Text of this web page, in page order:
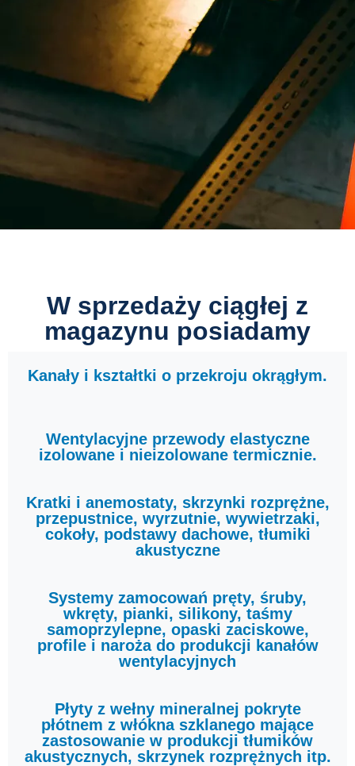
W sprzedaży ciągłej z
magazynu posiadamy
Kanały i kształtki o przekroju okrągłym.
Wentylacyjne przewody elastyczne
izolowane i nieizolowane termicznie.
Kratki i anemostaty, skrzynki rozprężne,
przepustnice, wyrzutnie, wywietrzaki,
cokoły, podstawy dachowe, tłumiki
akustyczne
Systemy zamocowań pręty, śruby,
wkręty, pianki, silikony, taśmy
samoprzylepne, opaski zaciskowe,
profile i naroża do produkcji kanałów
wentylacyjnych
Płyty z wełny mineralnej pokryte
płótnem z włókna szklanego mające
zastosowanie w produkcji tłumików
akustycznych, skrzynek rozprężnych itp.